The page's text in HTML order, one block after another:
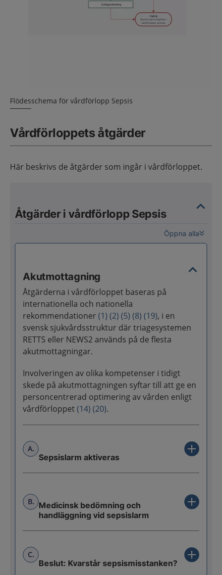
Flödesschema för vårdförlopp Sepsis
Vårdförloppets åtgärder
Här beskrivs de åtgärder som ingår i vårdförloppet.
Åtgärder i vårdförlopp Sepsis
Öppna alla
Akutmottagning
Åtgärderna i vårdförloppet baseras på
internationella och nationella
rekommendationer (1) (2) (5) (8) (19), i en
svensk sjukvårdsstruktur där triagesystemen
RETTS eller NEWS2 används på de flesta
akutmottagningar.
Involveringen av olika kompetenser i tidigt
skede på akutmottagningen syftar till att ge en
personcentrerad optimering av vården enligt
vårdförloppet(14) (20).
A.
Sepsislarm aktiveras
B. Medicinsk bedömning och
handläggning vid sepsislarm
C.
Beslut: Kvarstår sepsismisstanken?